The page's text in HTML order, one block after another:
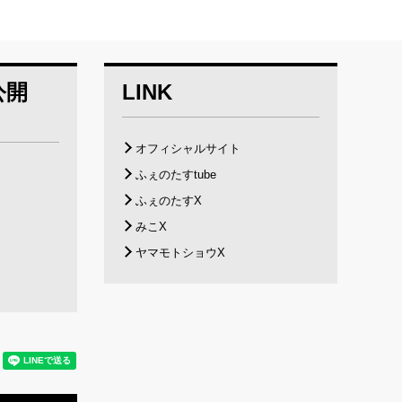
LINK
オフィシャルサイト
ふぇのたすtube
ふぇのたすX
みこX
ヤマモトショウX